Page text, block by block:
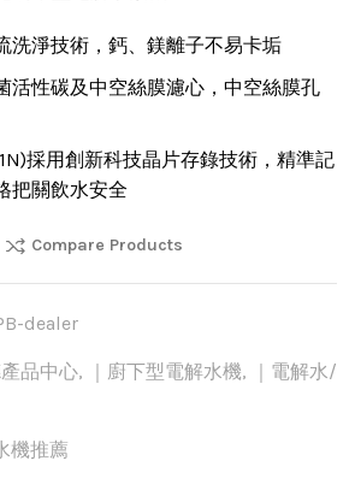
洗淨技術，鈣、鎂離子不易卡垢
活性碳及中空絲膜濾心，中空絲膜孔
採用創新科技晶片存錄技術，精準記
把關飲水安全
Compare Products
dealer
產品中心, ｜廚下型電解水機,
｜電解水/
機推薦